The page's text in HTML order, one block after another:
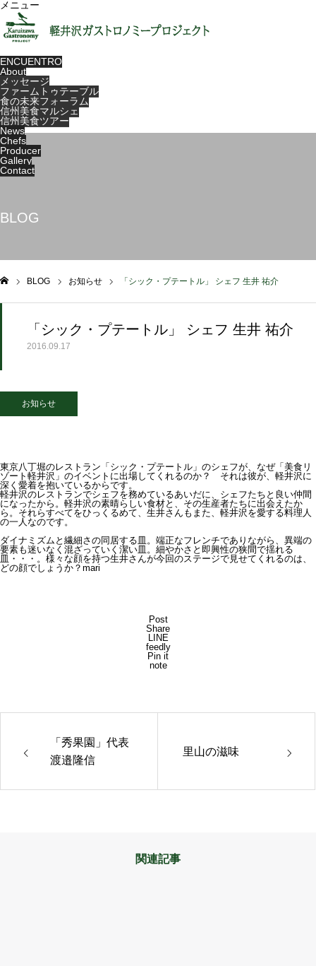
メニュー
ENCUENTRO
About
メッセージ
ファームトゥテーブル
食の未来フォーラム
信州美食マルシェ
信州美食ツアー
News
Chefs
Producer
Gallery
Contact
BLOG
BLOG お知らせ 「シック・プテートル」 シェフ 生井 祐介
「シック・プテートル」 シェフ 生井 祐介
2016.09.17
お知らせ
東京八丁堀のレストラン「シック・プテートル」のシェフが、なぜ「美食リ
ゾート軽井沢」のイベントに出場してくれるのか？ それは彼が、軽井沢に
深く愛着を抱いているからです。
軽井沢のレストランでシェフを務めているあいだに、シェフたちと良い仲間
になったから。軽井沢の素晴らしい食材と、その生産者たちに出会えたか
ら。それらすべてをひっくるめて、生井さんもまた、軽井沢を愛する料理人
の一人なのです。
ダイナミズムと繊細さの同居する皿。端正なフレンチでありながら、異端の
要素も迷いなく混ざっていく潔い皿。細やかさと即興性の狭間で揺れる
皿・・・。様々な顔を持つ生井さんが今回のステージで見せてくれるのは、
どの顔でしょうか？mari
Post
Share
LINE
feedly
Pin it
note
「秀果園」代表
渡邉隆信
里山の滋味
関連記事